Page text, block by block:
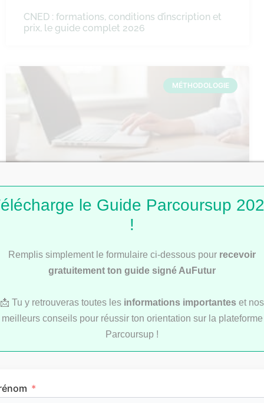
CNED : formations, conditions d’inscription et
prix, le guide complet 2026
MÉTHODOLOGIE
Comment faire une fiche de révision ?
MÉTHODOLOGIE
Comment réviser pendant les vacances d’été
au lycée ?
le Guide Parcoursup
!
Remplis simplement le formulaire ci-dessous pour recevoir
gratuitement ton guide signé AuFutur
📩 Tu y retrouveras toutes les informations importantes et nos
meilleurs conseils pour réussir ton orientation sur la plateforme
Parcoursup !